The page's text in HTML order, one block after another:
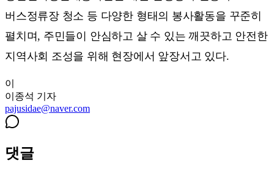
버스정류장 청소 등 다양한 형태의 봉사활동을 꾸준히
펼치며, 주민들이 안심하고 살 수 있는 깨끗하고 안전한
지역사회 조성을 위해 현장에서 앞장서고 있다.
이
이종석 기자
pajusidae@naver.com
댓글